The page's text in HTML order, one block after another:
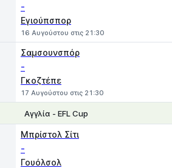
-
Εγιούπσπορ
16 Αυγούστου στις 21:30
Σαμσουνσπόρ
-
Γκοζτέπε
17 Αυγούστου στις 21:30
Αγγλία - EFL Cup
Μπρίστολ Σίτι
-
Γουόλσολ